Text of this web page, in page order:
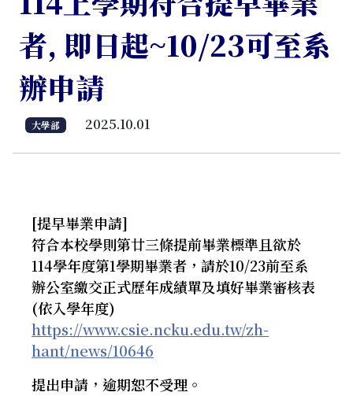
者, 即日起~10/23可至系
辦申請
大學部 2025.10.01
[提早畢業申請]
符合本校學則第廿三條提前畢業標準且欲於
114學年度第1學期畢業者，請於10/23前至系
辦公室繳交正式歷年成績單及填好畢業審核表
(依入學年度)
https://www.csie.ncku.edu.tw/zh-
hant/news/10646
提出申請，逾期恕不受理。